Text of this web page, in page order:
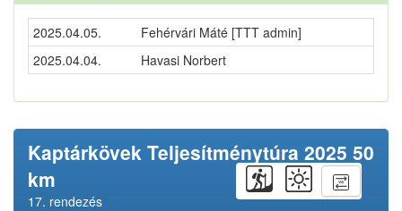
2025.04.05.
Fehérvári Máté [TTT admin]
2025.04.04.
Havasi Norbert
Kaptárkövek Teljesítménytúra 2025 50
km
17. rendezés